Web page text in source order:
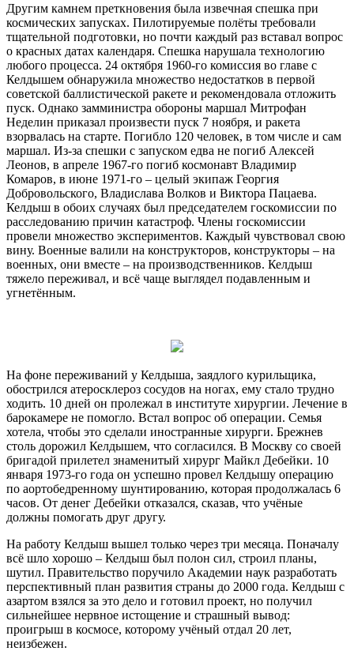
Другим камнем преткновения была извечная спешка при
космических запусках. Пилотируемые полёты требовали
тщательной подготовки, но почти каждый раз вставал вопрос
о красных датах календаря. Спешка нарушала технологию
любого процесса. 24 октября 1960-го комиссия во главе с
Келдышем обнаружила множество недостатков в первой
советской баллистической ракете и рекомендовала отложить
пуск. Однако замминистра обороны маршал Митрофан
Неделин приказал произвести пуск 7 ноября, и ракета
взорвалась на старте. Погибло 120 человек, в том числе и сам
маршал. Из-за спешки с запуском едва не погиб Алексей
Леонов, в апреле 1967-го погиб космонавт Владимир
Комаров, в июне 1971-го – целый экипаж Георгия
Добровольского, Владислава Волков и Виктора Пацаева.
Келдыш в обоих случаях был председателем госкомиссии по
расследованию причин катастроф. Члены госкомиссии
провели множество экспериментов. Каждый чувствовал свою
вину. Военные валили на конструкторов, конструкторы – на
военных, они вместе – на производственников. Келдыш
тяжело переживал, и всё чаще выглядел подавленным и
угнетённым.
На фоне переживаний у Келдыша, заядлого курильщика,
обострился атеросклероз сосудов на ногах, ему стало трудно
ходить. 10 дней он пролежал в институте хирургии. Лечение в
барокамере не помогло. Встал вопрос об операции. Семья
хотела, чтобы это сделали иностранные хирурги. Брежнев
столь дорожил Келдышем, что согласился. В Москву со своей
бригадой прилетел знаменитый хирург Майкл Дебейки. 10
января 1973-го года он успешно провел Келдышу операцию
по аортобедренному шунтированию, которая продолжалась 6
часов. От денег Дебейки отказался, сказав, что учёные
должны помогать друг другу.
На работу Келдыш вышел только через три месяца. Поначалу
всё шло хорошо – Келдыш был полон сил, строил планы,
шутил. Правительство поручило Академии наук разработать
перспективный план развития страны до 2000 года. Келдыш с
азартом взялся за это дело и готовил проект, но получил
сильнейшее нервное истощение и страшный вывод:
проигрыш в космосе, которому учёный отдал 20 лет,
неизбежен.